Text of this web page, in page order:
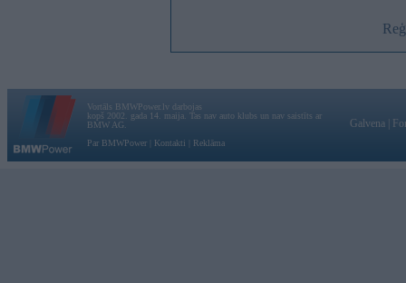
Vortāls BMWPower.lv darbojas
kopš 2002. gada 14. maija. Tas nav auto klubs un nav saistīts ar
BMW AG.
Par BMWPower
Kontakti Reklāma
Galvena